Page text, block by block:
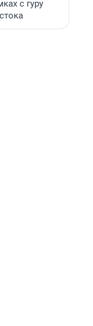
с гуру